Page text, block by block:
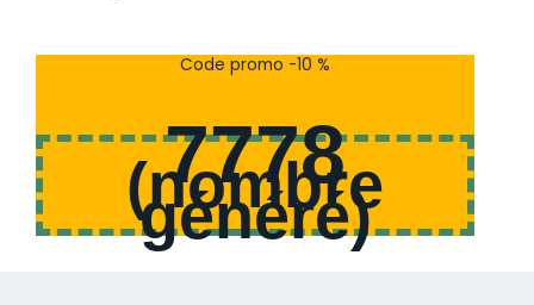
s
s
Code promo -10 %
7778
(nombre
généré)